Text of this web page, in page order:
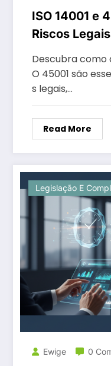
ISO 14001 e
Riscos
Descubra como
O 45001 são
s legais,…
Read More
Legislação E
Ewige 0